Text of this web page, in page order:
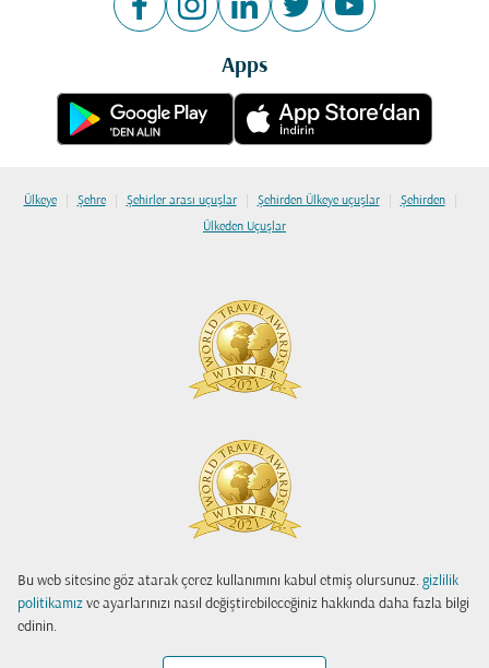
Bu web sitesine göz atarak çerez kullanımını kabul etmiş olursunuz. gizlilik
politikamız ve ayarlarınızı nasıl değiştirebileceğiniz hakkında daha fazla bilgi
edinin.
Apps
Ülkeye | Şehre | Şehirler arası uçuşlar | Şehirden Ülkeye uçuşlar | Şehirden |
Ülkeden Uçuşlar